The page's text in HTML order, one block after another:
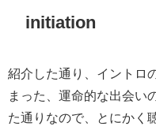
initiation
紹介した通り、イントロ
まった、運命的な出会い
た通りなので、とにかく